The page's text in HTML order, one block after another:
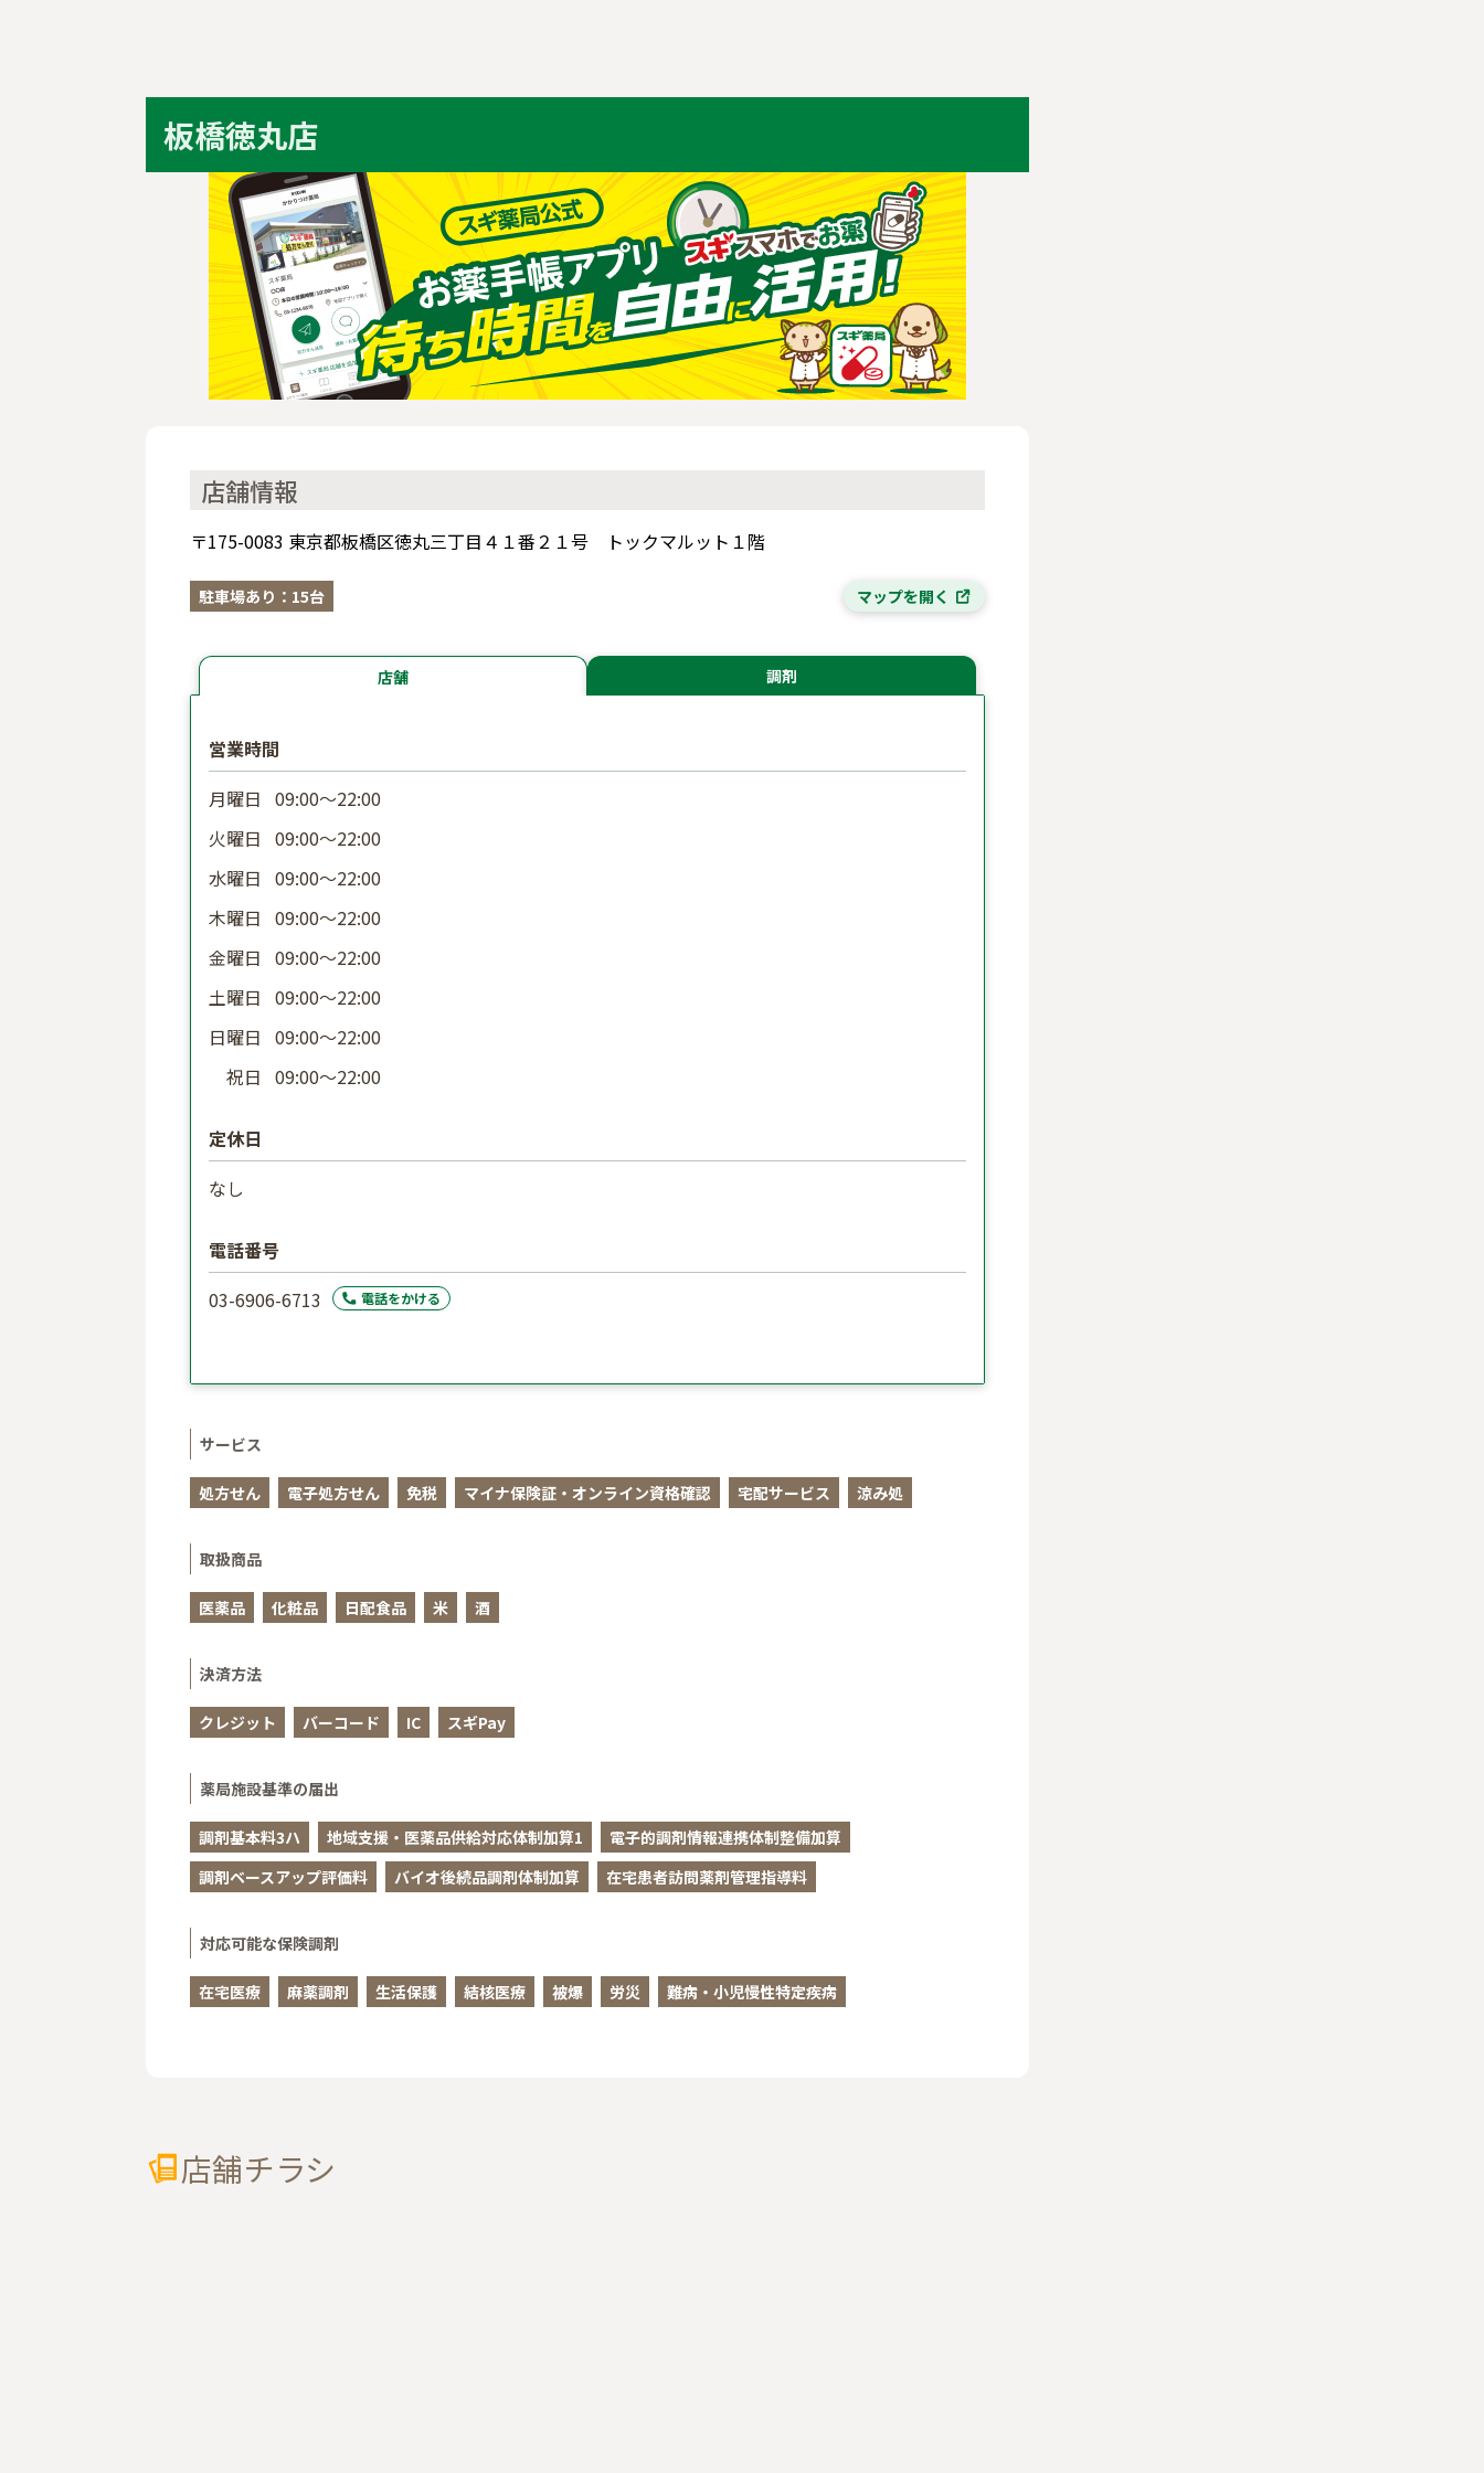
板橋徳丸店
店舗情報
〒175-0083 東京都板橋区徳丸三丁目４１番２１号 トックマルット１階
駐車場あり：15台 マップを開く
店舗 調剤
営業時間
月曜日 09:00〜22:00
火曜日 09:00〜22:00
水曜日 09:00〜22:00
木曜日 09:00〜22:00
金曜日 09:00〜22:00
土曜日 09:00〜22:00
日曜日 09:00〜22:00
祝日 09:00〜22:00
定休日
なし
電話番号
03-6906-6713
電話をかける
サービス
処方せん 電子処方せん 免税 マイナ保険証・オンライン資格確認 宅配サービス 涼み処
取扱商品
医薬品 化粧品 日配食品 米 酒
決済方法
クレジット バーコード IC スギPay
薬局施設基準の届出
調剤基本料3ハ 地域支援・医薬品供給対応体制加算1
電子的調剤情報連携体制整備加算
調剤ベースアップ評価料
バイオ後続品調剤体制加算 在宅患者訪問薬剤管理指導料
対応可能な保険調剤
在宅医療 麻薬調剤 生活保護 結核医療 被爆 労災 難病・小児慢性特定疾病
店舗チラシ